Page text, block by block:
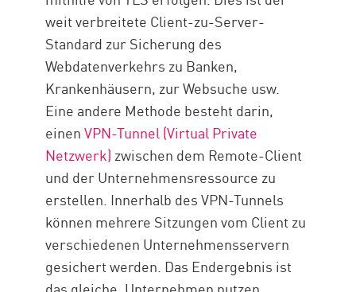
weit verbreitete Client-zu-Server-
Standard zur Sicherung des
Webdatenverkehrs zu Banken,
Krankenhäusern, zur Websuche usw.
Eine andere Methode besteht darin,
einenVPN-Tunnel (Virtual Private
Netzwerk) zwischen dem Remote-Client
und der Unternehmensressource zu
erstellen. Innerhalb des VPN-Tunnels
können mehrere Sitzungen vom Client zu
verschiedenen Unternehmensservern
gesichert werden. Das Endergebnis ist